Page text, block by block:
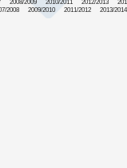
2008
2008/2009
2009/2010
2010/2011
2011/2012
2012/2013
2013/2014